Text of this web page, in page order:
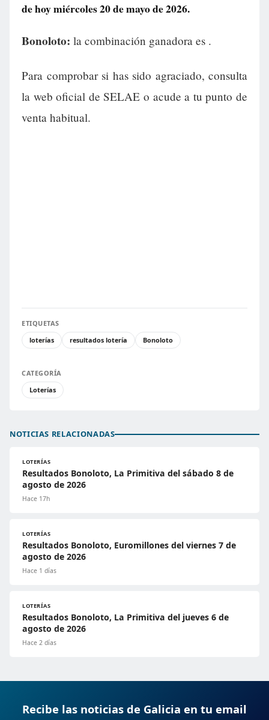
de hoy miércoles 20 de mayo de 2026.
Bonoloto: la combinación ganadora es .
Para comprobar si has sido agraciado, consulta
la web oficial de SELAE o acude a tu punto de
venta habitual.
ETIQUETAS
loterías
resultados lotería Bonoloto
CATEGORÍA
Loterías
NOTICIAS RELACIONADAS
LOTERÍAS
Resultados Bonoloto, La Primitiva del sábado 8 de
agosto de 2026
Hace 17h
LOTERÍAS
Resultados Bonoloto, Euromillones del viernes 7 de
agosto de 2026
Hace 1 días
LOTERÍAS
Resultados Bonoloto, La Primitiva del jueves 6 de
agosto de 2026
Hace 2 días
Recibe las noticias de Galicia en tu email